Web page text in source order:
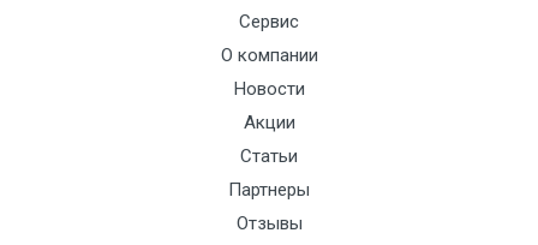
Сервис
О компании
Новости
Акции
Статьи
Партнеры
Отзывы